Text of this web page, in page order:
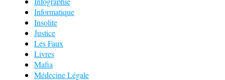
Informatique
Insolite
Justice
Les Faux
Livres
Mafia
Médecine Légale